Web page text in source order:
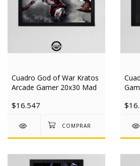
Cuadro God of War Kratos
Arcade Gamer 20x30 Mad
$16.547